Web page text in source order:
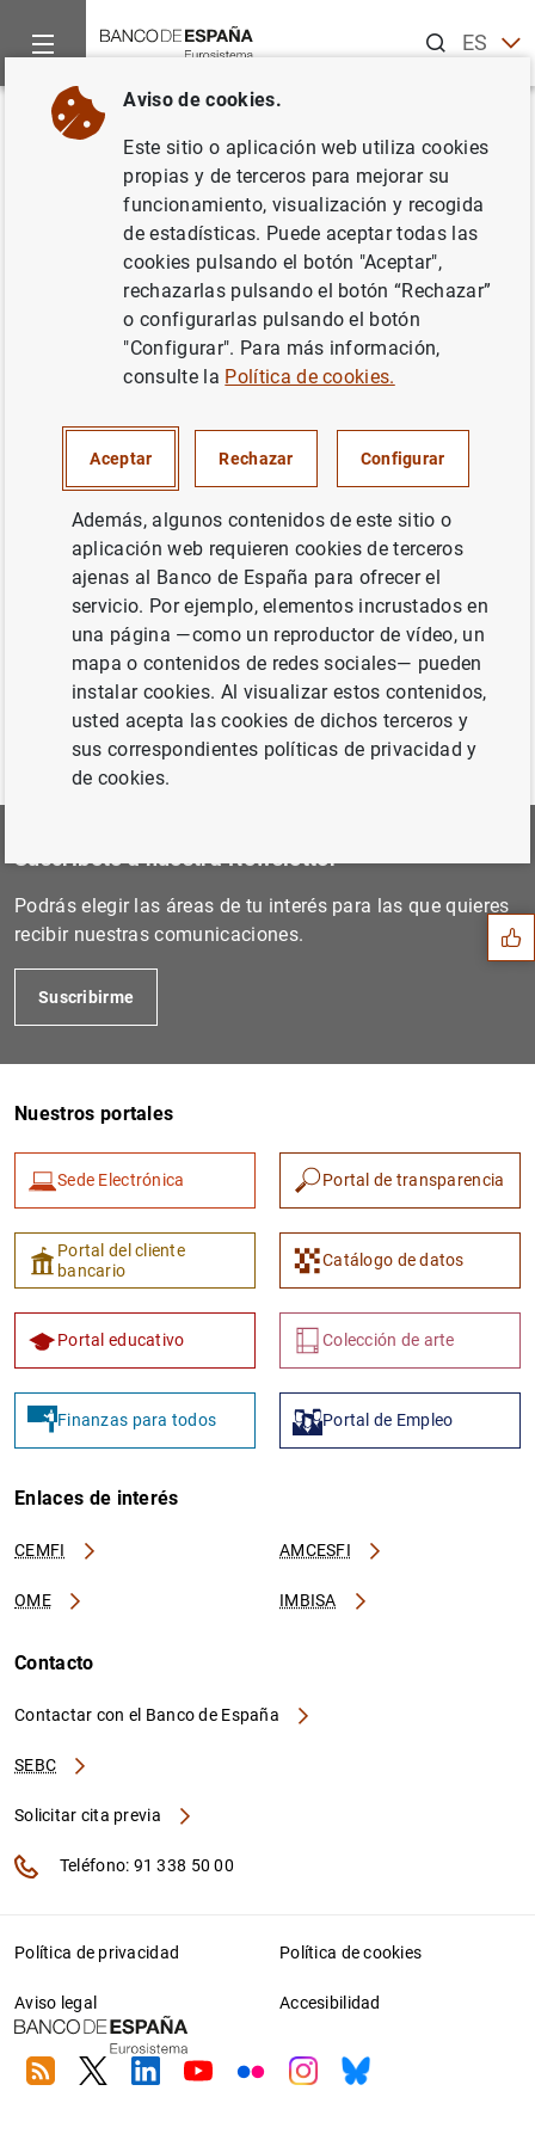
ESEN
Inicio Áreas de actuación
Volver
Toward X-13-SEATS: Current
and Planned Features and
Diagnostics
Información
Features and Diagnostics
Anterior
On the fit and forecasting...
Siguiente
Immigrants' Responsiveness...
Sugerencias
1 2
Suscríbete a nuestra Newsletter
Podrás elegir las áreas de tu interés para las que quieres
recibir nuestras comunicaciones.
Suscribirme
Nuestros portales
Sede Electrónica Portal de transparencia
Portal del cliente
bancario
Catálogo de datos
Portal educativo Colección de arte
Finanzas para todos Portal de Empleo
Enlaces de interés
CEMFI AMCESFI
OME IMBISA
Contacto
Contactar con el Banco de España
SEBC
Solicitar cita previa
Teléfono: 91 338 50 00
Política de privacidad Política de cookies
Aviso legal Accesibilidad
RSS TwitterLinkedin
YoutubeFlickrInstagram
Bluesky
Aviso de cookies.
Este sitio o aplicación web utiliza cookies
propias y de terceros para mejorar su
funcionamiento, visualización y recogida
de estadísticas. Puede aceptar todas las
cookies pulsando el botón "Aceptar",
rechazarlas pulsando el botón “Rechazar”
o configurarlas pulsando el botón
"Configurar". Para más información,
consulte la Política de cookies.
Aceptar Rechazar Configurar
Además, algunos contenidos de este sitio o
aplicación web requieren cookies de terceros
ajenas al Banco de España para ofrecer el
servicio. Por ejemplo, elementos incrustados en
una página —como un reproductor de vídeo, un
mapa o contenidos de redes sociales— pueden
instalar cookies. Al visualizar estos contenidos,
usted acepta las cookies de dichos terceros y
sus correspondientes políticas de privacidad y
de cookies.